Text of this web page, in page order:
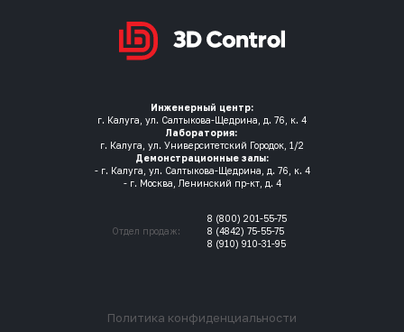
Инженерный центр:
г. Калуга, ул. Салтыкова-Щедрина, д. 76, к. 4
Лаборатория:
г. Калуга, ул. Университетский Городок, 1/2
Демонстрационные залы:
- г. Калуга, ул. Салтыкова-Щедрина, д. 76, к. 4
- г. Москва, Ленинский пр-кт, д. 4
Отдел продаж:
8 (800) 201-55-75
8 (4842) 75-55-75
8 (910) 910-31-95
Политика конфиденциальности